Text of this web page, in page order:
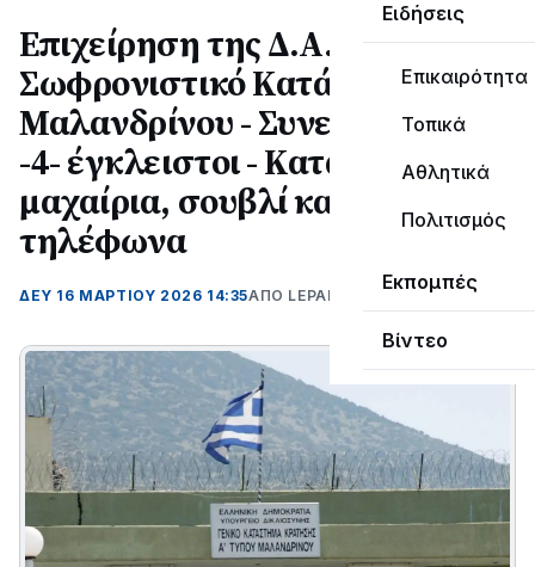
Ειδήσεις
Επικαιρότητα
Τοπικά
Αθλητικά
Πολιτισμός
Εκπομπές
Βίντεο
Επιχείρηση της Δ.Α.Ο.Ε. στο
Σωφρονιστικό Κατάστημα
Μαλανδρίνου - Συνελήφθησαν
-4- έγκλειστοι - Κατασχέθηκαν
μαχαίρια, σουβλί και κινητά
τηλέφωνα
ΔΕΥ 16 ΜΑΡΤΊΟΥ 2026 14:35ΑΠΌ LEPANTO RTV